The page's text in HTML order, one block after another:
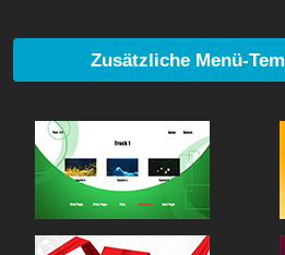
Zusätzliche Menü-